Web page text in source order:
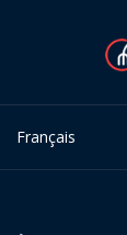
Français